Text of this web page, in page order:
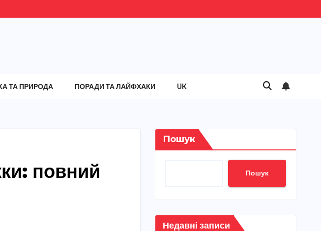
ТА ПРИРОДА ПОРАДИ ТА ЛАЙФХАКИ UK
повний
Пошук
Пошук
Недавні записи